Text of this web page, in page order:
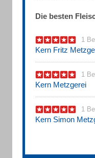
Die besten
1
Kern Fritz
1
Kern Metzgerei
1
Kern Simon